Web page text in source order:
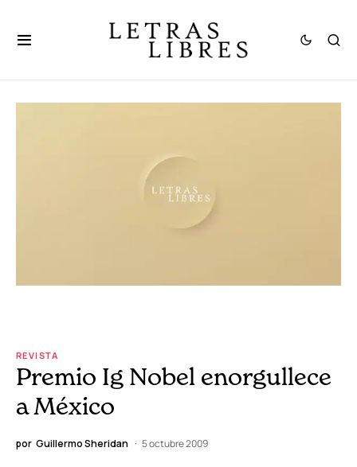
REVISTA
Premio Ig Nobel enorgullece
a México
por Guillermo Sheridan 5 octubre 2009